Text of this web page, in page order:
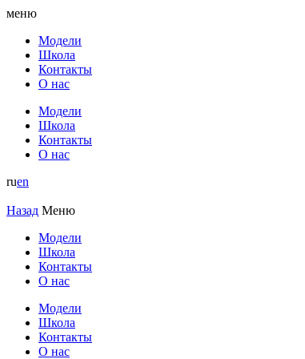
меню
Модели
Школа
Контакты
О нас
Модели
Школа
Контакты
О нас
ruen
Назад Меню
Модели
Школа
Контакты
О нас
Модели
Школа
Контакты
О нас